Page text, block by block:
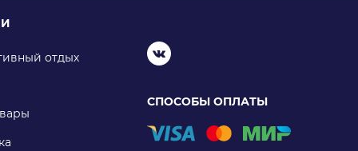
отдых
СПОСОБЫ ОПЛАТЫ